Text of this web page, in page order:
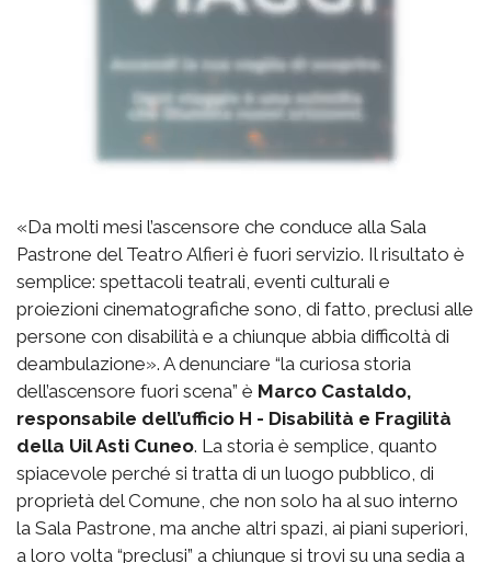
«Da molti mesi l’ascensore che conduce alla Sala
Pastrone del Teatro Alfieri è fuori servizio. Il risultato è
semplice: spettacoli teatrali, eventi culturali e
proiezioni cinematografiche sono, di fatto, preclusi alle
persone con disabilità e a chiunque abbia difficoltà di
deambulazione». A denunciare “la curiosa storia
dell’ascensore fuori scena” è Marco Castaldo,
responsabile dell’ufficio H - Disabilità e Fragilità
della Uil Asti Cuneo. La storia è semplice, quanto
spiacevole perché si tratta di un luogo pubblico, di
proprietà del Comune, che non solo ha al suo interno
la Sala Pastrone, ma anche altri spazi, ai piani superiori,
a loro volta “preclusi” a chiunque si trovi su una sedia a